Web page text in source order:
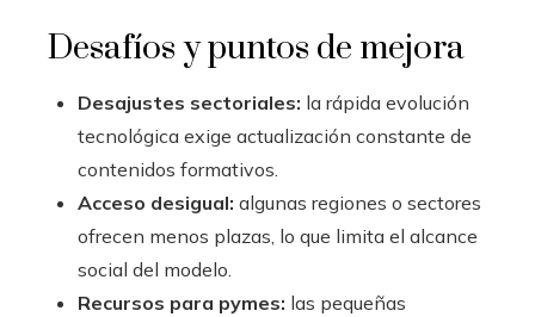
Desafíos y puntos de mejora
Desajustes sectoriales: la rápida evolución
tecnológica exige actualización constante de
contenidos formativos.
Acceso desigual: algunas regiones o sectores
ofrecen menos plazas, lo que limita el alcance
social del modelo.
Recursos para pymes: las pequeñas